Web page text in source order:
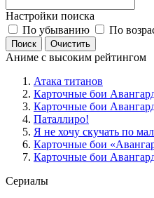
Настройки поиска
По убыванию
По
Аниме с высоким рейтингом
Атака титанов
Карточные бои
Карточные бои
Паталлиро!
Я не хочу скучать по
Карточные бои
Карточные бои
Сериалы